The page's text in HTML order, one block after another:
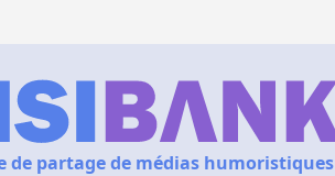
de partage de médias humoristiques